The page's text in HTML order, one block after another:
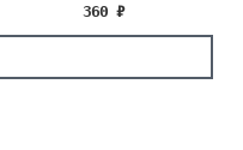
360 ₽